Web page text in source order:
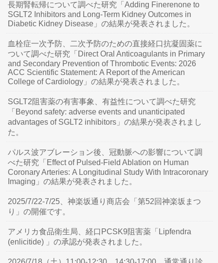
長期腎転帰について調べた研究「Adding Finerenone to
SGLT2 Inhibitors and Long-Term Kidney Outcomes in
Diabetic Kidney Disease」の結果が発表されました。
血栓症一次予防、二次予防のための直接経口抗凝固薬に
ついて調べた研究「Direct Oral Anticoagulants in Primary
and Secondary Prevention of Thrombotic Events: 2026
ACC Scientific Statement: A Report of the American
College of Cardiology」の結果が発表されました。
SGLT2阻害薬の有害事象、有益性について調べた研究
「Beyond safety: adverse events and unanticipated
advantages of SGLT2 inhibitors」の結果が発表されまし
た。
パルス波アブレーション後、冠動脈への影響について調
べた研究「Effect of Pulsed-Field Ablation on Human
Coronary Arteries: A Longitudinal Study With Intracoronary
Imaging」の結果が発表されました。
2025/7/22-7/25、神楽坂通り商店会「第52回神楽坂まつ
り」の開催です。
アメリカ食品衛生局、経口PCSK9阻害薬「Lipfendra
(enlicitide) 」の承認が発表されました。